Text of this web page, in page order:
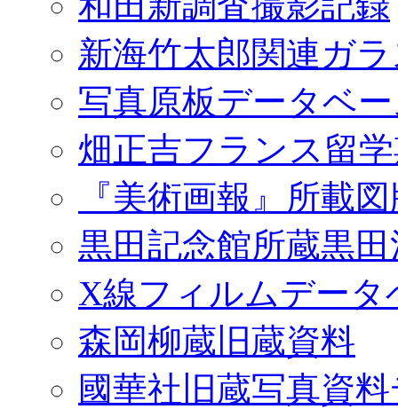
新海竹太郎関連ガ
写真原板データベ
畑正吉フランス留
『美術画報』所載
黒田記念館所蔵黒
X線フィルムデータ
森岡柳蔵旧蔵資料
國華社旧蔵写真資